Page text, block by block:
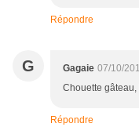
Répondre
G Gagaie 07/10/
Chouette
Répondre